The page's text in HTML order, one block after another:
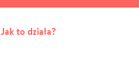
Jak to działa?